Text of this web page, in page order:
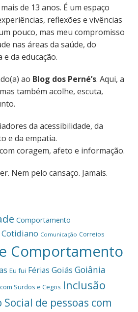
de 13 anos. É um espaço
reflexões e vivências
pouco, mas meu compromisso
nas áreas da saúde, do
da educação.
ao Blog dos Perné’s. Aqui, a
também acolhe, escuta,
da acessibilidade, da
e da empatia.
coragem, afeto e informação.
Nem pelo cansaço. Jamais.
Comportamento
Comunicação Correios
Comportamento
Eu fui Férias Goiás Goiânia
Surdos e Cegos Inclusão
Social de pessoas com